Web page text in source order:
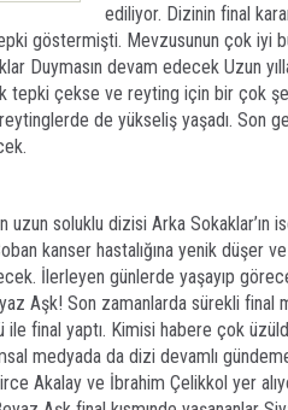
ediliyor. Dizinin final
göstermişti. Mevzusunun çok iyi
Duymasın devam edecek Uzun
tepki çekse ve reyting için bir çok
de yükseliş yaşadı. Son
soluklu dizisi Arka Sokaklar’ın
kanser hastalığına yenik düşer
İlerleyen günlerde yaşayıp
Aşk! Son zamanlarda sürekli final
ile final yaptı. Kimisi habere çok
medyada da dizi devamlı
Akalay ve İbrahim Çelikkol yer